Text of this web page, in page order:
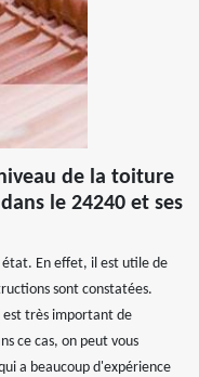
de la toiture
le 24240 et ses
En effet, il est utile de
sont constatées.
est très important de
ce cas, on peut vous
a beaucoup d'expérience